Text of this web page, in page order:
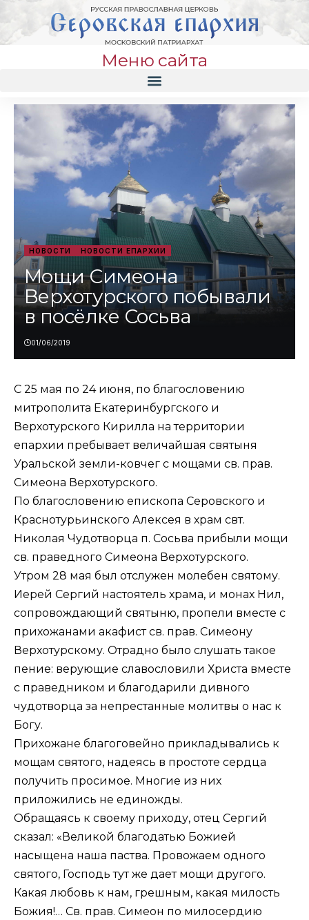
Меню сайта
НОВОСТИ НОВОСТИ ЕПАРХИИ
Мощи Симеона
Верхотурского побывали
в посёлке Сосьва
01/06/2019
С 25 мая по 24 июня, по благословению
митрополита Екатеринбургского и
Верхотурского Кирилла на территории
епархии пребывает величайшая святыня
Уральской земли-ковчег с мощами св. прав.
Симеона Верхотурского.
По благословению епископа Серовского и
Краснотурьинского Алексея в храм свт.
Николая Чудотворца п. Сосьва прибыли мощи
св. праведного Симеона Верхотурского.
Утром 28 мая был отслужен молебен святому.
Иерей Сергий настоятель храма, и монах Нил,
сопровождающий святыню, пропели вместе с
прихожанами акафист св. прав. Симеону
Верхотурскому. Отрадно было слушать такое
пение: верующие славословили Христа вместе
с праведником и благодарили дивного
чудотворца за непрестанные молитвы о нас к
Богу.
Прихожане благоговейно прикладывались к
мощам святого, надеясь в простоте сердца
получить просимое. Многие из них
приложились не единожды.
Обращаясь к своему приходу, отец Сергий
сказал: «Великой благодатью Божией
насыщена наша паства. Провожаем одного
святого, Господь тут же дает мощи другого.
Какая любовь к нам, грешным, какая милость
Божия!… Св. прав. Симеон по милосердию